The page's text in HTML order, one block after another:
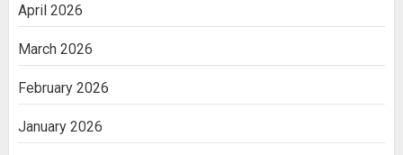
April 2026
March 2026
February 2026
January 2026